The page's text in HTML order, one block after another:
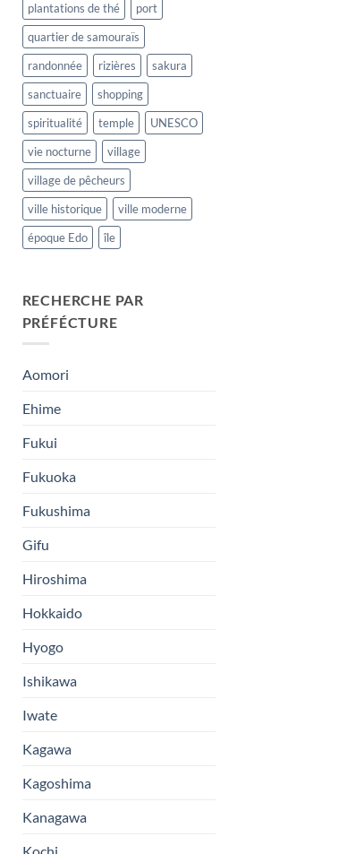
plantations de thé
port
quartier de samouraïs
randonnée
rizières
sakura
sanctuaire
shopping
spiritualité
temple
UNESCO
vie nocturne
village
village de pêcheurs
ville historique
ville moderne
époque Edo
île
RECHERCHE PAR
PRÉFÉCTURE
Aomori
Ehime
Fukui
Fukuoka
Fukushima
Gifu
Hiroshima
Hokkaido
Hyogo
Ishikawa
Iwate
Kagawa
Kagoshima
Kanagawa